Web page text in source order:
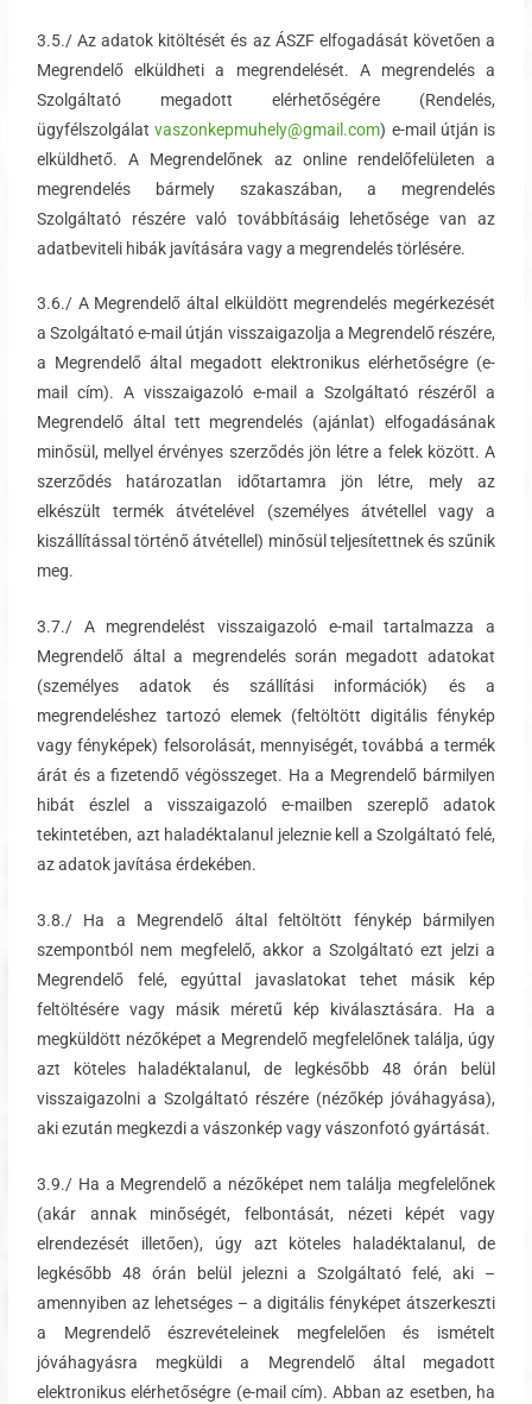
3.5./ Az adatok kitöltését és az ÁSZF elfogadását követően a
Megrendelő elküldheti a megrendelését. A megrendelés a
Szolgáltató megadott elérhetőségére (Rendelés,
ügyfélszolgálatvaszonkepmuhely@gmail.com) e-mail útján is
elküldhető. A Megrendelőnek az online rendelőfelületen a
megrendelés bármely szakaszában, a megrendelés
Szolgáltató részére való továbbításáig lehetősége van az
adatbeviteli hibák javítására vagy a megrendelés törlésére.
3.6./ A Megrendelő által elküldött megrendelés megérkezését
a Szolgáltató e-mail útján visszaigazolja a Megrendelő részére,
a Megrendelő által megadott elektronikus elérhetőségre (e-
mail cím). A visszaigazoló e-mail a Szolgáltató részéről a
Megrendelő által tett megrendelés (ajánlat) elfogadásának
minősül, mellyel érvényes szerződés jön létre a felek között. A
szerződés határozatlan időtartamra jön létre, mely az
elkészült termék átvételével (személyes átvétellel vagy a
kiszállítással történő átvétellel) minősül teljesítettnek és szűnik
meg.
3.7./ A megrendelést visszaigazoló e-mail tartalmazza a
Megrendelő által a megrendelés során megadott adatokat
(személyes adatok és szállítási információk) és a
megrendeléshez tartozó elemek (feltöltött digitális fénykép
vagy fényképek) felsorolását, mennyiségét, továbbá a termék
árát és a fizetendő végösszeget. Ha a Megrendelő bármilyen
hibát észlel a visszaigazoló e-mailben szereplő adatok
tekintetében, azt haladéktalanul jeleznie kell a Szolgáltató felé,
az adatok javítása érdekében.
3.8./ Ha a Megrendelő által feltöltött fénykép bármilyen
szempontból nem megfelelő, akkor a Szolgáltató ezt jelzi a
Megrendelő felé, egyúttal javaslatokat tehet másik kép
feltöltésére vagy másik méretű kép kiválasztására. Ha a
megküldött nézőképet a Megrendelő megfelelőnek találja, úgy
azt köteles haladéktalanul, de legkésőbb 48 órán belül
visszaigazolni a Szolgáltató részére (nézőkép jóváhagyása),
aki ezután megkezdi a vászonkép vagy vászonfotó gyártását.
3.9./ Ha a Megrendelő a nézőképet nem találja megfelelőnek
(akár annak minőségét, felbontását, nézeti képét vagy
elrendezését illetően), úgy azt köteles haladéktalanul, de
legkésőbb 48 órán belül jelezni a Szolgáltató felé, aki –
amennyiben az lehetséges – a digitális fényképet átszerkeszti
a Megrendelő észrevételeinek megfelelően és ismételt
jóváhagyásra megküldi a Megrendelő által megadott
elektronikus elérhetőségre (e-mail cím). Abban az esetben, ha